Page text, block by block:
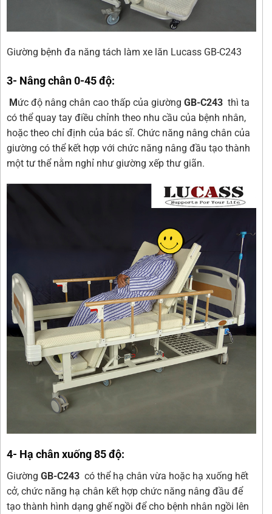
Giường bệnh đa năng tách làm xe lăn Lucass GB-C243
3- Nâng chân 0-45 độ:
Mức độ nâng chân cao thấp của giường GB-C243 thì ta
có thể quay tay điều chỉnh theo nhu cầu của bệnh nhân,
hoặc theo chỉ định của bác sĩ. Chức năng nâng chân của
giường có thể kết hợp với chức năng nâng đầu tạo thành
một tư thể nằm nghỉ như giường xếp thư giãn.
4- Hạ chân xuống 85 độ:
Giường GB-C243 có thể hạ chân vừa hoặc hạ xuống hết
cở, chức năng hạ chân kết hợp chức năng nâng đầu để
tạo thành hình dạng ghế ngồi để cho bệnh nhân ngồi lên